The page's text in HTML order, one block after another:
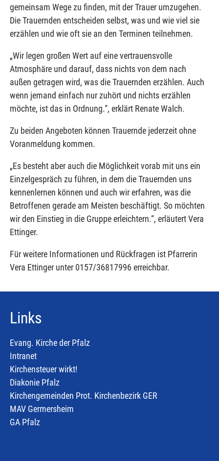
gemeinsam Wege zu finden, mit der Trauer umzugehen.
Die Trauernden entscheiden selbst, was und wie viel sie
erzählen und wie oft sie an den Terminen teilnehmen.
„Wir legen großen Wert auf eine vertrauensvolle
Atmosphäre und darauf, dass nichts von dem nach
außen getragen wird, was die Trauernden erzählen. Auch
wenn jemand einfach nur zuhört und nichts erzählen
möchte, ist das in Ordnung.“, erklärt Renate Walch.
Zu beiden Angeboten können Trauernde jederzeit ohne
Voranmeldung kommen.
„Es besteht aber auch die Möglichkeit vorab mit uns ein
Einzelgespräch zu führen, in dem die Trauernden uns
kennenlernen können und auch wir erfahren, was die
Betroffenen gerade am Meisten beschäftigt. So möchten
wir den Einstieg in die Gruppe erleichtern.“, erläutert Vera
Ettinger.
Für weitere Informationen und Rückfragen ist Pfarrerin
Vera Ettinger unter 0157/36817996 erreichbar.
Links
Evang. Kirche der Pfalz
Intranet
Kirchensteuer wirkt!
Diakonie Pfalz
Kirchengemeinden Prot. Kirchenbezirk GER
MAV Germersheim
GA Pfalz